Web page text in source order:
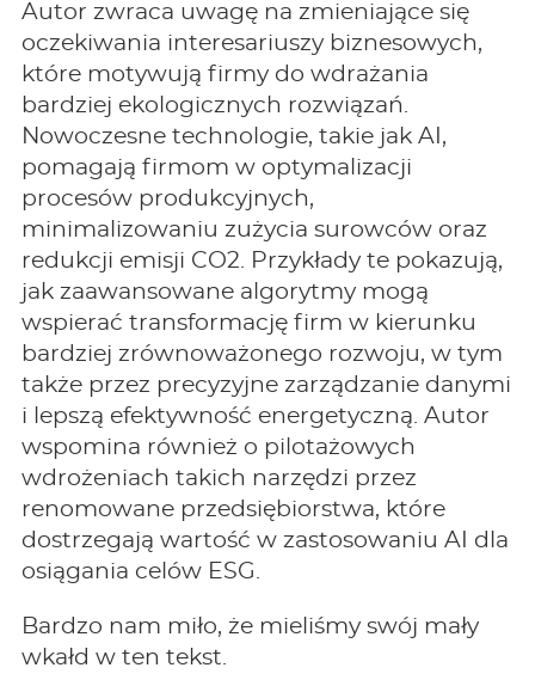
Autor zwraca uwagę na zmieniające się
oczekiwania interesariuszy biznesowych,
które motywują firmy do wdrażania
bardziej ekologicznych rozwiązań.
Nowoczesne technologie, takie jak AI,
pomagają firmom w optymalizacji
procesów produkcyjnych,
minimalizowaniu zużycia surowców oraz
redukcji emisji CO2. Przykłady te pokazują,
jak zaawansowane algorytmy mogą
wspierać transformację firm w kierunku
bardziej zrównoważonego rozwoju, w tym
także przez precyzyjne zarządzanie danymi
i lepszą efektywność energetyczną. Autor
wspomina również o pilotażowych
wdrożeniach takich narzędzi przez
renomowane przedsiębiorstwa, które
dostrzegają wartość w zastosowaniu AI dla
osiągania celów ESG.
Bardzo nam miło, że mieliśmy swój mały
wkałd w ten tekst.